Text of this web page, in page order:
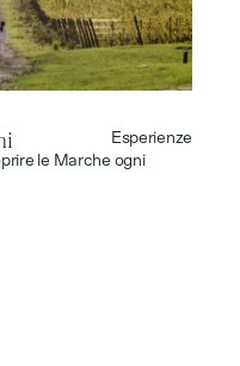
Esperienze
le Marche ogni